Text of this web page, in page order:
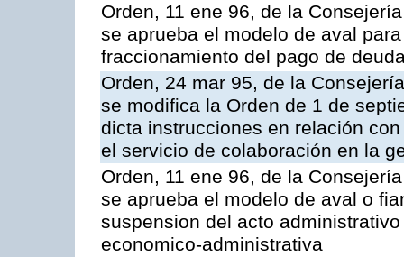
Orden, 11 ene 96, de la
se aprueba el modelo de aval
fraccionamiento del pago de
Orden, 24 mar 95, de la
se modifica la Orden de 1 de
dicta instrucciones en relación
el servicio de colaboración en la
Orden, 11 ene 96, de la
se aprueba el modelo de aval o
suspension del acto
economico-administrativa